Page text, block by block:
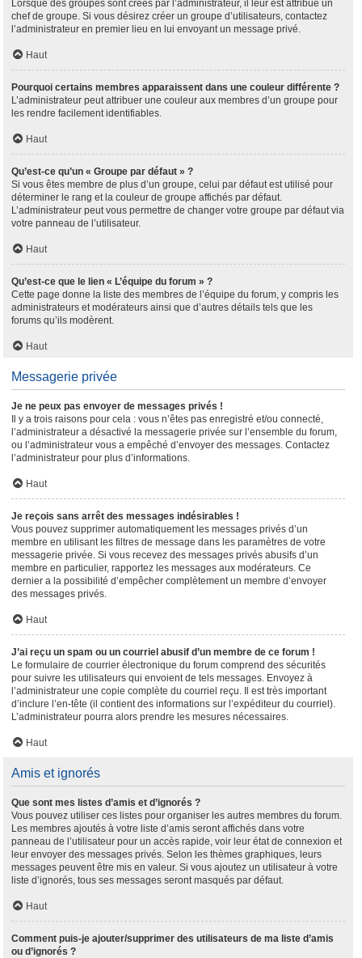
Lorsque des groupes sont créés par l’administrateur, il leur est attribué un
chef de groupe. Si vous désirez créer un groupe d’utilisateurs, contactez
l’administrateur en premier lieu en lui envoyant un message privé.
Haut
Pourquoi certains membres apparaissent dans une couleur différente ?
L’administrateur peut attribuer une couleur aux membres d’un groupe pour
les rendre facilement identifiables.
Haut
Qu’est-ce qu’un « Groupe par défaut » ?
Si vous êtes membre de plus d’un groupe, celui par défaut est utilisé pour
déterminer le rang et la couleur de groupe affichés par défaut.
L’administrateur peut vous permettre de changer votre groupe par défaut via
votre panneau de l’utilisateur.
Haut
Qu’est-ce que le lien « L’équipe du forum » ?
Cette page donne la liste des membres de l’équipe du forum, y compris les
administrateurs et modérateurs ainsi que d’autres détails tels que les
forums qu’ils modèrent.
Haut
Messagerie privée
Je ne peux pas envoyer de messages privés !
Il y a trois raisons pour cela : vous n’êtes pas enregistré et/ou connecté,
l’administrateur a désactivé la messagerie privée sur l’ensemble du forum,
ou l’administrateur vous a empêché d’envoyer des messages. Contactez
l’administrateur pour plus d’informations.
Haut
Je reçois sans arrêt des messages indésirables !
Vous pouvez supprimer automatiquement les messages privés d’un
membre en utilisant les filtres de message dans les paramètres de votre
messagerie privée. Si vous recevez des messages privés abusifs d’un
membre en particulier, rapportez les messages aux modérateurs. Ce
dernier a la possibilité d’empêcher complètement un membre d’envoyer
des messages privés.
Haut
J’ai reçu un spam ou un courriel abusif d’un membre de ce forum !
Le formulaire de courrier électronique du forum comprend des sécurités
pour suivre les utilisateurs qui envoient de tels messages. Envoyez à
l’administrateur une copie complète du courriel reçu. Il est très important
d’inclure l’en-tête (il contient des informations sur l’expéditeur du courriel).
L’administrateur pourra alors prendre les mesures nécessaires.
Haut
Amis et ignorés
Que sont mes listes d’amis et d’ignorés ?
Vous pouvez utiliser ces listes pour organiser les autres membres du forum.
Les membres ajoutés à votre liste d’amis seront affichés dans votre
panneau de l’utilisateur pour un accès rapide, voir leur état de connexion et
leur envoyer des messages privés. Selon les thèmes graphiques, leurs
messages peuvent être mis en valeur. Si vous ajoutez un utilisateur à votre
liste d’ignorés, tous ses messages seront masqués par défaut.
Haut
Comment puis-je ajouter/supprimer des utilisateurs de ma liste d’amis
ou d’ignorés ?